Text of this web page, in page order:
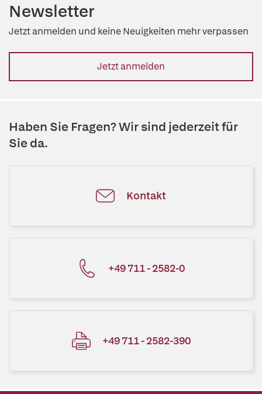
Newsletter
Jetzt anmelden und keine Neuigkeiten mehr verpassen
Jetzt anmelden
Haben Sie Fragen? Wir sind jederzeit für
Sie da.
Kontakt
+49 711 - 2582-0
+49 711 - 2582-390